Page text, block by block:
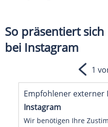
So präsentiert sich
bei Instagram
Empfohlener externer
Instagram
Wir benötigen Ihre
1